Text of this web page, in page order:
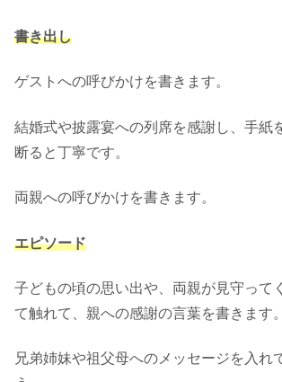
書き出し
ゲストへの呼びかけを書きます。
結婚式や披露宴への列席を感謝し、手紙
断ると丁寧です。
両親への呼びかけを書きます。
エピソード
子どもの頃の思い出や、両親が見守って
て触れて、親への感謝の言葉を書きます。
兄弟姉妹や祖父母へのメッセージを入れ